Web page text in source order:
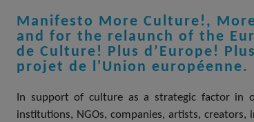
Manifesto More Culture!,
and for the relaunch of the
de Culture! Plus d’Europe!
projet de l'Union européenne.
In support of culture as a strategic factor in
institutions, NGOs, companies, artists, creators,